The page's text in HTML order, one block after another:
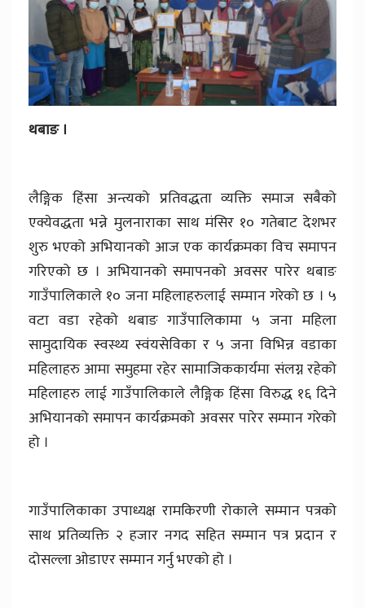
थबाङ ।
लैङ्गिक हिंसा अन्त्यको प्रतिवद्धता व्यक्ति समाज सबैको
एक्येवद्धता भन्ने मुलनाराका साथ मंसिर १० गतेबाट देशभर
शुरु भएको अभियानको आज एक कार्यक्रमका विच समापन
गरिएको छ । अभियानको समापनको अवसर पारेर थबाङ
गाउँपालिकाले १० जना महिलाहरुलाई सम्मान गरेको छ । ५
वटा वडा रहेको थबाङ गाउँपालिकामा ५ जना महिला
सामुदायिक स्वस्थ्य स्वंयसेविका र ५ जना विभिन्न वडाका
महिलाहरु आमा समुहमा रहेर सामाजिककार्यमा संलग्न रहेको
महिलाहरु लाई गाउँपालिकाले लैङ्गिक हिंसा विरुद्ध १६ दिने
अभियानको समापन कार्यक्रमको अवसर पारेर सम्मान गरेको
हो ।
गाउँपालिकाका उपाध्यक्ष रामकिरणी रोकाले सम्मान पत्रको
साथ प्रतिव्यक्ति २ हजार नगद सहित सम्मान पत्र प्रदान र
दोसल्ला ओडाएर सम्मान गर्नु भएको हो ।